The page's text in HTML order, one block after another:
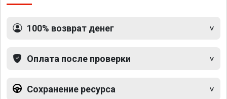
100% возврат денег
Оплата после проверки
Сохранение ресурса